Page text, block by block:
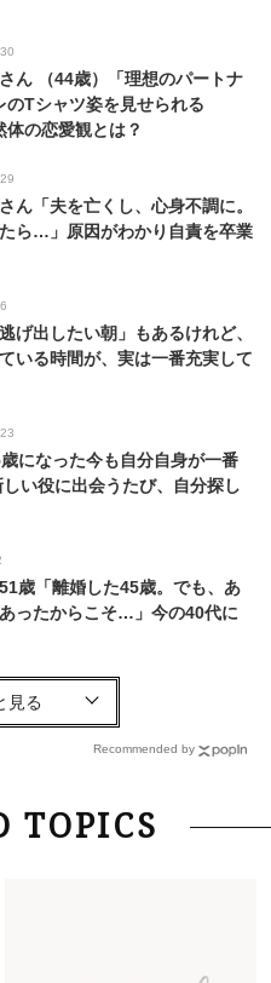
ん （44歳）「理想のパートナ
のTシャツ姿を見せられる
体の恋愛観とは？
ん「夫を亡くし、心身不調に。
ら…」原因がわかり自責を卒業
げ出したい朝」もあるけれど、
いる時間が、実は一番充実して
になった今も自分自身が一番
い役に出会うたび、自分探し
歳「離婚した45歳。でも、あ
ったからこそ…」今の40代に
】白Tシャツは「パール×ゴー
わせるのが正解！〈大野真理子
は褒め言葉？“若い＝美しい”と
Recommended by
TOPICS